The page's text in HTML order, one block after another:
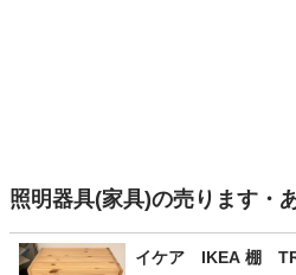
照明器具(家具)の売ります・
イケア IKEA 棚